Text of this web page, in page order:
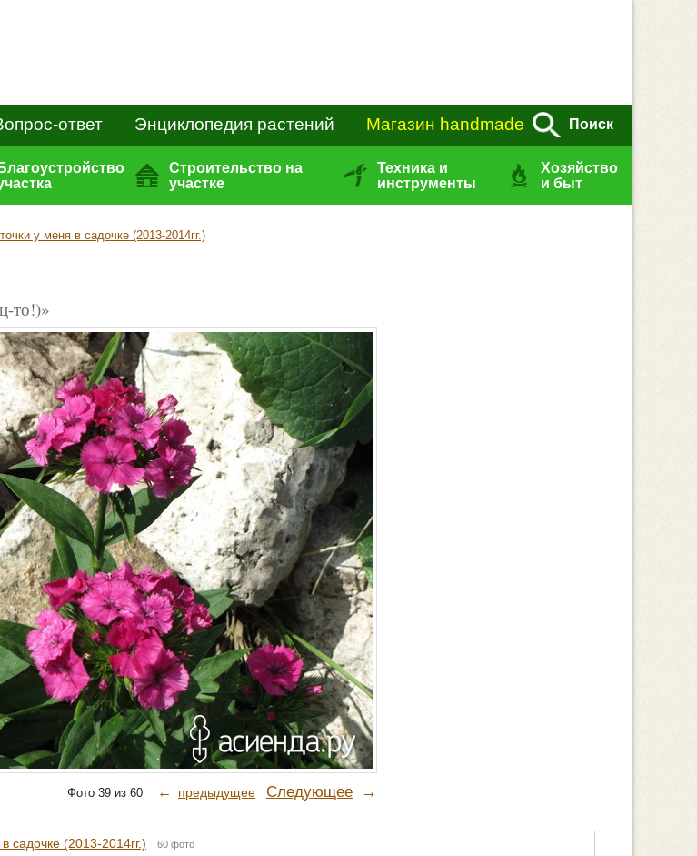
ответ Энциклопедия растений Магазин handmade Поиск
Благоустройство
Строительство на
участке
Техника и
инструменты
Хозяйство
и быт
у меня в садочке (2013-2014гг.)
то!)»
Фото 39 из 60 ← предыдущее Следующее →
садочке (2013-2014гг.) 60 фото